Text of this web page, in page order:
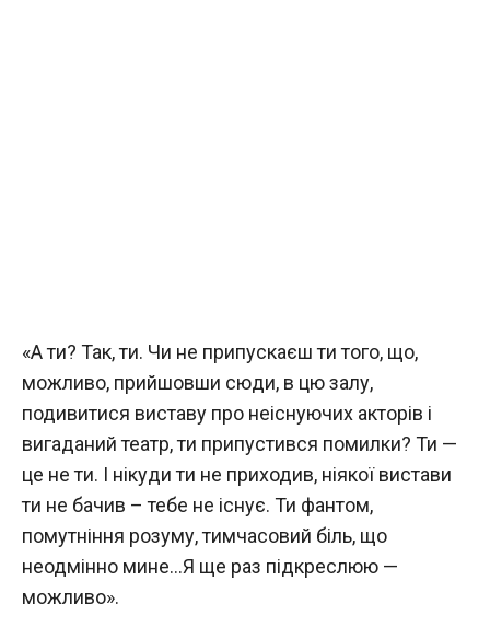
«А ти? Так, ти. Чи не припускаєш ти того, що,
можливо, прийшовши сюди, в цю залу,
подивитися виставу про неіснуючих акторів і
вигаданий театр, ти припустився помилки? Ти —
це не ти. І нікуди ти не приходив, ніякої вистави
ти не бачив – тебе не існує. Ти фантом,
помутніння розуму, тимчасовий біль, що
неодмінно мине…Я ще раз підкреслюю —
можливо».